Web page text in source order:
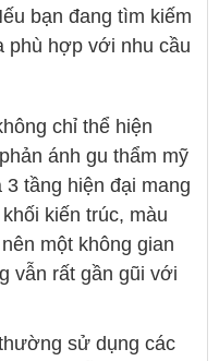
bạn đang tìm kiếm
phù hợp với nhu cầu
chỉ thể hiện
ánh gu thẩm mỹ
tầng hiện đại mang
kiến trúc, màu
một không gian
vẫn rất gần gũi với
sử dụng các